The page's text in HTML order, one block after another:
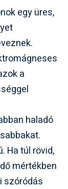
egy üres,
a
haladó
Ha túl rövid,
mértékben
szóródás